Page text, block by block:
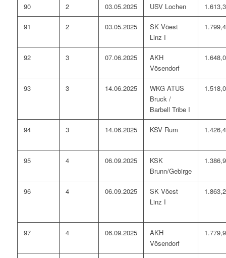
90 2 03.05.2025 USV Lochen
91 2 03.05.2025
SK Vöest
Linz I
92 3 07.06.2025
AKH
Vösendorf
93 3 14.06.2025
WKG ATUS
Bruck /
Barbell Tribe I
94 3 14.06.2025 KSV Rum
95 4 06.09.2025
KSK
Brunn/Gebirge
96 4 06.09.2025
SK Vöest
Linz I
97 4 06.09.2025
AKH
Vösendorf